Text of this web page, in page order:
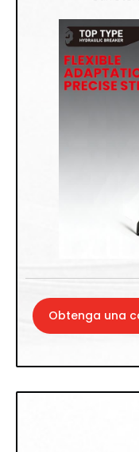
Obtenga una